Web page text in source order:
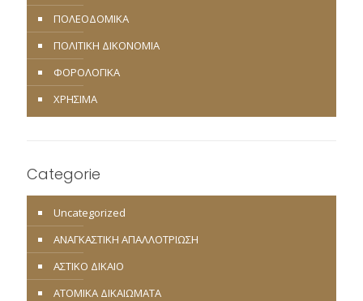
ΠΟΛΕΟΔΟΜΙΚΑ
ΠΟΛΙΤΙΚΗ ΔΙΚΟΝΟΜΙΑ
ΦΟΡΟΛΟΓΙΚΑ
ΧΡΗΣΙΜΑ
Categorie
Uncategorized
ΑΝΑΓΚΑΣΤΙΚΗ ΑΠΑΛΛΟΤΡΙΩΣΗ
ΑΣΤΙΚΟ ΔΙΚΑΙΟ
ΑΤΟΜΙΚΑ ΔΙΚΑΙΩΜΑΤΑ